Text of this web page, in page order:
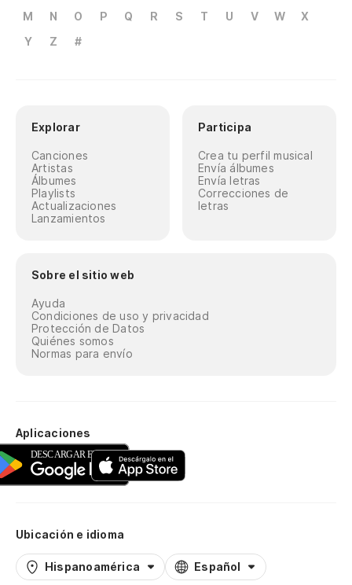
M
N O P Q R S T U V W
X
Y
Z #
Explorar
Canciones
Artistas
Álbumes
Playlists
Actualizaciones
Lanzamientos
Participa
Crea tu perfil musical
Envía álbumes
Envía letras
Correcciones de
letras
Sobre el sitio web
Ayuda
Condiciones de uso y privacidad
Protección de Datos
Quiénes somos
Normas para envío
Aplicaciones
Ubicación e idioma
Hispanoamérica Español